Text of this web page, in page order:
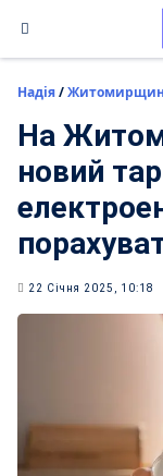
content
Надія/
На
новий
22 Січня 2025, 10:18